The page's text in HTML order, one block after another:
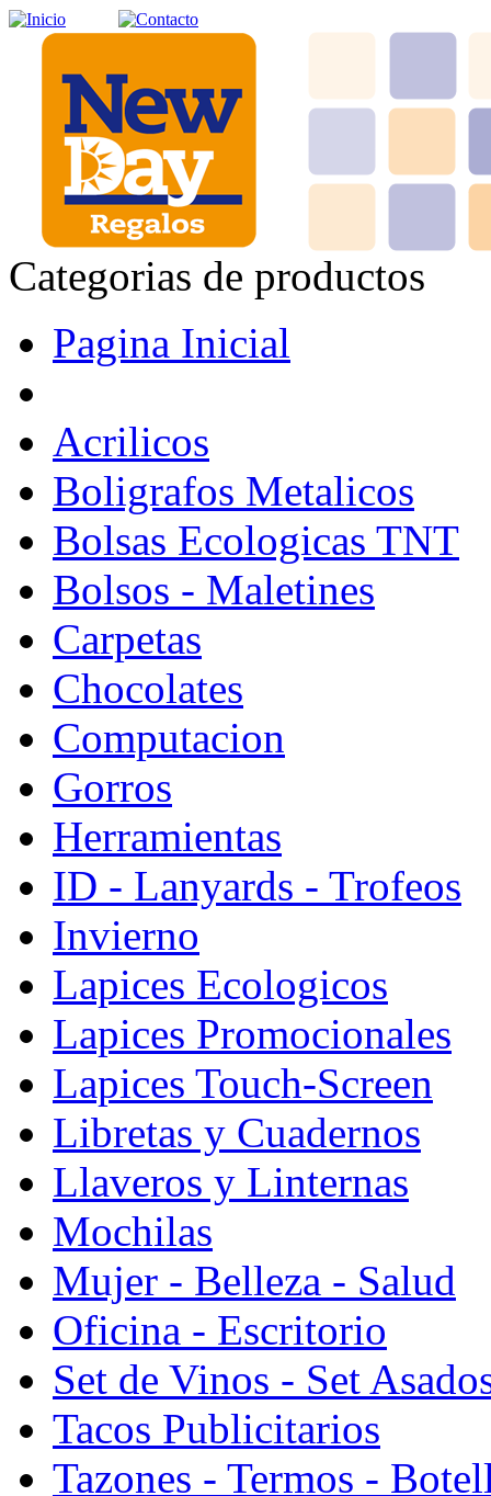
Categorias de productos
Pagina Inicial
Acrilicos
Boligrafos Metalicos
Bolsas Ecologicas TNT
Bolsos - Maletines
Carpetas
Chocolates
Computacion
Gorros
Herramientas
ID - Lanyards - Trofeos
Invierno
Lapices Ecologicos
Lapices Promocionales
Lapices Touch-Screen
Libretas y Cuadernos
Llaveros y Linternas
Mochilas
Mujer - Belleza - Salud
Oficina - Escritorio
Set de Vinos - Set
Tacos Publicitarios
Tazones - Termos -